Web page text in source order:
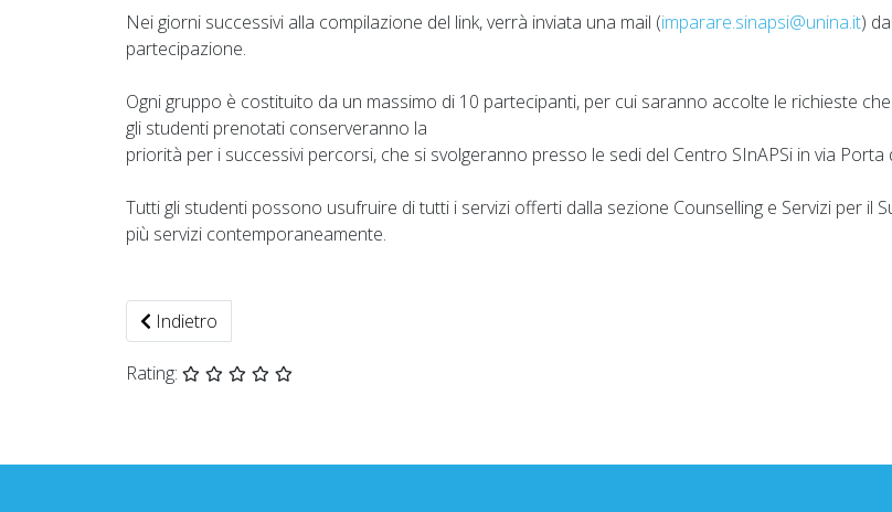
Nei giorni successivi alla compilazione del link, verrà inviata una mail (imparare.sinapsi@unina.it)
partecipazione.
Ogni gruppo è costituito da un massimo di 10 partecipanti, per cui saranno accolte le richieste
gli studenti prenotati conserveranno la
priorità per i successivi percorsi, che si svolgeranno presso le sedi del Centro SInAPSi in via
Tutti gli studenti possono usufruire di tutti i servizi offerti dalla sezione Counselling e Servizi per il
più servizi contemporaneamente.
Articolo precedente: Pubblicato il calendario esami maggio-novembre 2026
Indietro
Rating: